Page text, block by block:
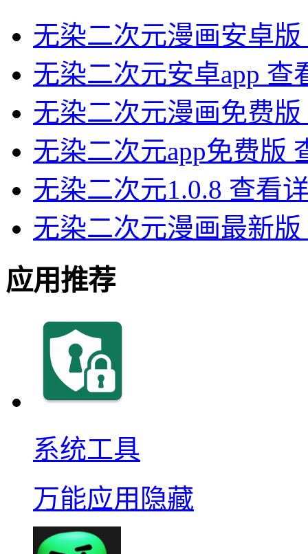
无染二次元漫画安卓版
无染二次元安卓app 查
无染二次元漫画免费版
无染二次元app免费版
无染二次元1.0.8 查看
无染二次元漫画最新版
应用推荐
系统工具
万能应用隐藏